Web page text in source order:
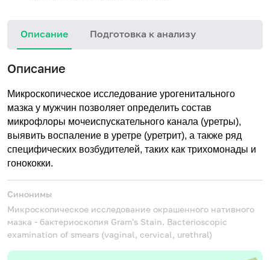
Описание Подготовка к анализу
Описание
Микроскопическое исследование урогенитального
мазка у мужчин позволяет определить состав
микрофлоры мочеиспускательного канала (уретры),
выявить воспаление в уретре (уретрит), а также ряд
специфических возбудителей, таких как трихомонады и
гонококки.
Синонимы
Микроскопическое исследование окрашенного нативного
мазка - бактериоскопия Gram's Stain. Bacterioscopic
examination of smears (vaginal, cervical, urethral)